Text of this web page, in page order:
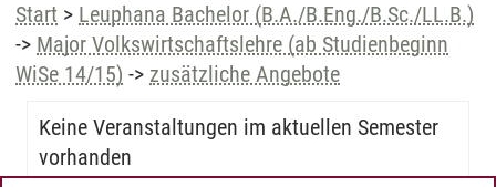
Start > Leuphana Bachelor (B.A./B.Eng./B.Sc./LL.B.)
-> Major Volkswirtschaftslehre (ab Studienbeginn
WiSe 14/15) -> zusätzliche Angebote
Keine Veranstaltungen im aktuellen Semester
vorhanden